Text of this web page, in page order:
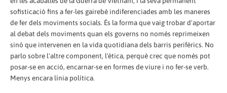
sofisticació fins a fer-les gairebé indiferenciades amb les maneres
de fer dels moviments socials. És la forma que vaig trobar d'aportar
al debat dels moviments quan els governs no només reprimeixen
sinó que intervenen en la vida quotidiana dels barris perifèrics. No
parlo sobre l'altre component, l'ètica, perquè crec que només pot
posar-se en acció, encarnar-se en formes de viure i no fer-se verb.
Menys encara línia política.